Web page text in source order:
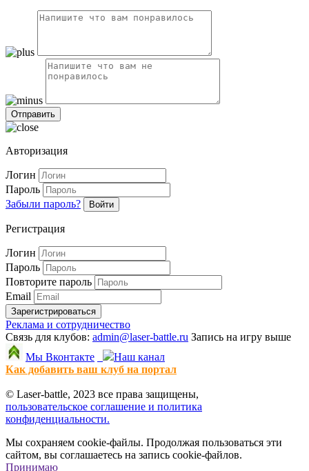
Авторизация
Логин
Пароль
Забыли пароль?
Войти
Регистрация
Логин
Пароль
Повторите пароль
Email
Зарегистрироваться
Реклама и сотрудничество
Связь для клубов: admin@laser-battle.ru Запись на игру выше
Мы Вконтакте
Наш канал
Как добавить ваш клуб на портал
© Laser-battle, 2023 все права защищены,
пользовательское соглашение и политика
конфиденциальности.
Мы сохраняем cookie-файлы. Продолжая пользоваться эти
сайтом, вы соглашаетесь на запись cookie-файлов.
Принимаю